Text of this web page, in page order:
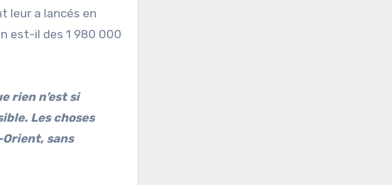
leur a lancés en
est-il des 1 980 000
rien n’est si
Les choses
sans